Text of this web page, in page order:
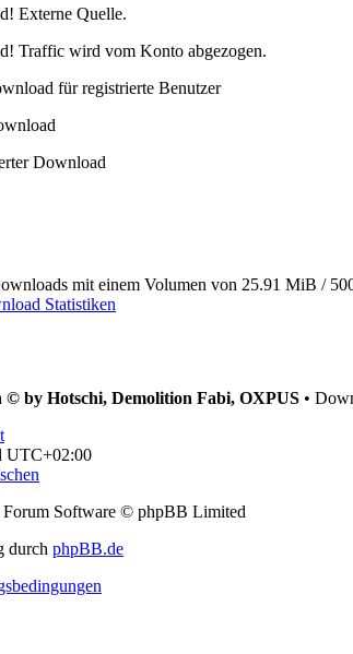
Externe Quelle.
Traffic wird vom Konto abgezogen.
für registrierte Benutzer
Download
mit einem Volumen von 25.91 MiB /
Statistiken
© by Hotschi, Demolition Fabi, OXPUS •
UTC+02:00
Software © phpBB Limited
durch phpBB.de